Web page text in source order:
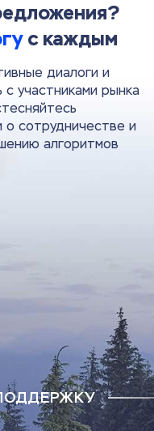
с каждым
диалоги и
участниками рынка
о сотрудничестве и
алгоритмов